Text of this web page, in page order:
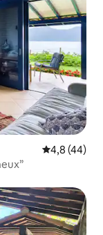
Évaluation
4,8 (44)